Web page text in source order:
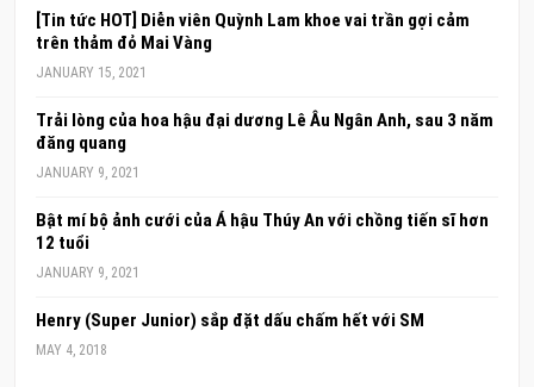
[Tin tức HOT] Diễn viên Quỳnh Lam khoe vai trần gợi cảm
trên thảm đỏ Mai Vàng
JANUARY 15, 2021
Trải lòng của hoa hậu đại dương Lê Âu Ngân Anh, sau 3 năm
đăng quang
JANUARY 9, 2021
Bật mí bộ ảnh cưới của Á hậu Thúy An với chồng tiến sĩ hơn
12 tuổi
JANUARY 9, 2021
Henry (Super Junior) sắp đặt dấu chấm hết với SM
MAY 4, 2018